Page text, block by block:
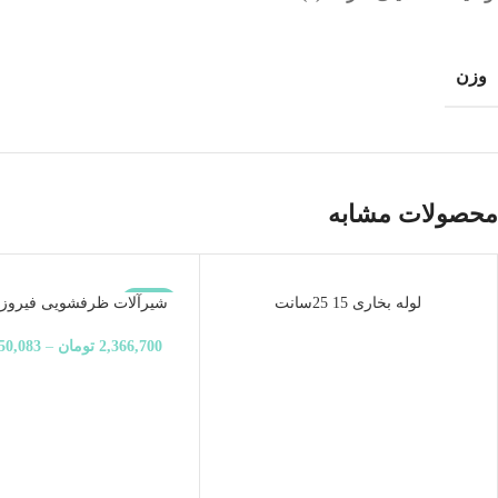
وزن
محصولات مشابه
لوله بخاری 15 25سانت
-10%
شیرآلات ظرفشویی
2,366,700 تومان –